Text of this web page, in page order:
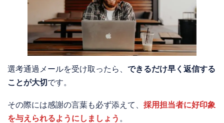
選考通過メールを受け取ったら、 できるだけ早く返信する
ことが大切です。
その際には感謝の言葉も必ず添えて、 採用担当者に好印象
を与えられるようにしましょう 。